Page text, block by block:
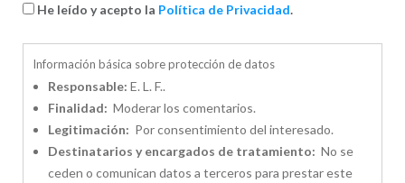
He leído y acepto la Política de Privacidad.
Información básica sobre protección de datos
Responsable: E. L. F..
Finalidad: Moderar los comentarios.
Legitimación: Por consentimiento del interesado.
Destinatarios y encargados de tratamiento: No se
ceden o comunican datos a terceros para prestar este